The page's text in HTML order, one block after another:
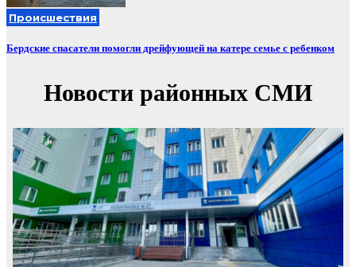
Происшествия
Бердские спасатели помогли дрейфующей на катере семье с ребенком